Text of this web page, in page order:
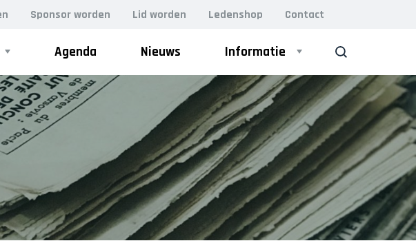
Sponsor worden Lid worden Ledenshop Contact
MINI'S
6-jarigen
ZAAL
Heren 1
Heren 2
Agenda Nieuws Informatie
ZOEK